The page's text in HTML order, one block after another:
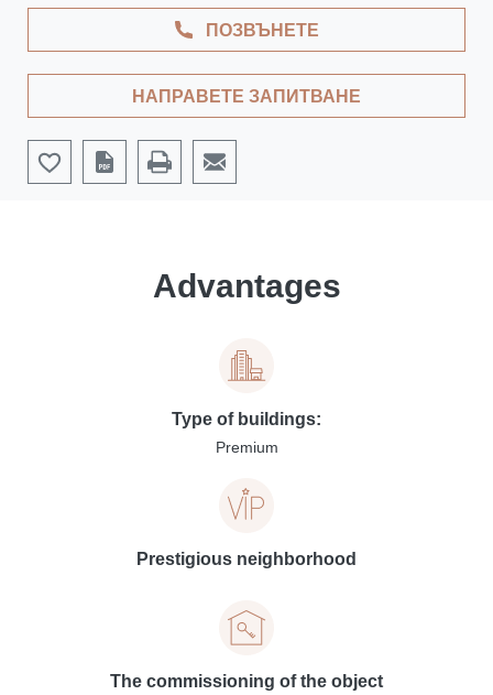
ПОЗВЪНЕТЕ
НАПРАВЕТЕ ЗАПИТВАНЕ
Advantages
Type of buildings:
Premium
Prestigious neighborhood
The commissioning of the object